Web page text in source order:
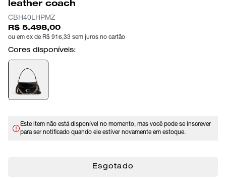
leather coach
CBH40LHPMZ
R$ 5.498,00
ou em 6x de R$ 916,33 sem juros no cartão
Cores disponíveis:
Este item não está disponível no momento, mas você pode se inscrever
para ser notificado quando ele estiver novamente em estoque.
Esgotado